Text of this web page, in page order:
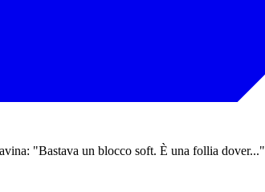
"Bastava un blocco soft. È una follia dover..."